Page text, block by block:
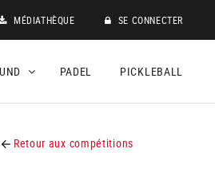
MÉDIATHÈQUE SE CONNECTER
PADEL PICKLEBALL
Retour aux compétitions